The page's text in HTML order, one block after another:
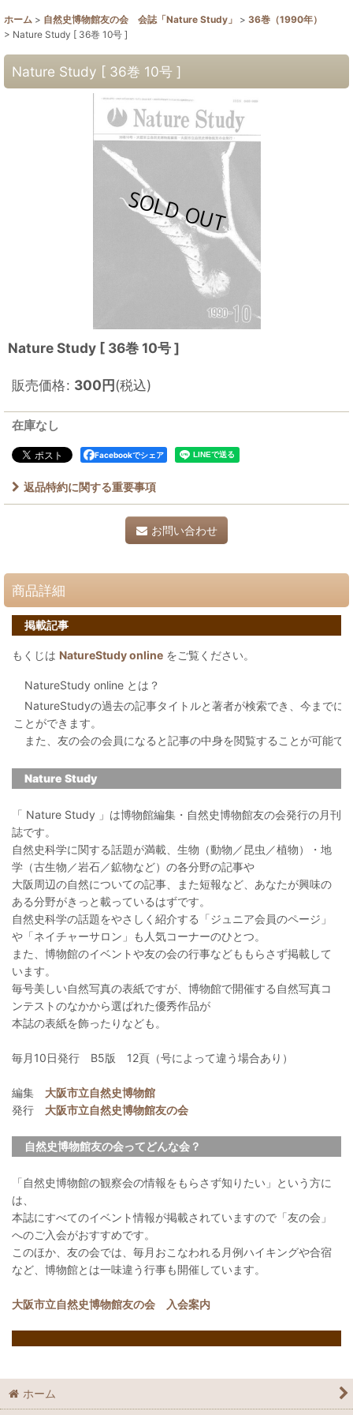
ホーム > 自然史博物館友の会 会誌「Nature Study」 > 36巻（1990年）
> Nature Study [ 36巻 10号 ]
Nature Study [ 36巻 10号 ]
Nature Study [ 36巻 10号 ]
販売価格: 300円(税込)
在庫なし
Facebookでシェア
返品特約に関する重要事項
お問い合わせ
商品詳細
掲載記事
もくじは NatureStudy online をご覧ください。
NatureStudy online とは？
NatureStudyの過去の記事タイトルと著者が検索でき、今までに
ことができます。
また、友の会の会員になると記事の中身を閲覧することが可能で
Nature Study
「 Nature Study 」は博物館編集・自然史博物館友の会発行の月刊
誌です。
自然史科学に関する話題が満載、生物（動物／昆虫／植物）・地
学（古生物／岩石／鉱物など）の各分野の記事や
大阪周辺の自然についての記事、また短報など、あなたが興味の
ある分野がきっと載っているはずです。
自然史科学の話題をやさしく紹介する「ジュニア会員のページ」
や「ネイチャーサロン」も人気コーナーのひとつ。
また、博物館のイベントや友の会の行事などももらさず掲載して
います。
毎号美しい自然写真の表紙ですが、博物館で開催する自然写真コ
ンテストのなかから選ばれた優秀作品が
本誌の表紙を飾ったりなども。
毎月10日発行 B5版 12頁（号によって違う場合あり）
編集 大阪市立自然史博物館
発行 大阪市立自然史博物館友の会
自然史博物館友の会ってどんな会？
「自然史博物館の観察会の情報をもらさず知りたい」という方に
は、
本誌にすべてのイベント情報が掲載されていますので「友の会」
へのご入会がおすすめです。
このほか、友の会では、毎月おこなわれる月例ハイキングや合宿
など、博物館とは一味違う行事も開催しています。
大阪市立自然史博物館友の会 入会案内
ホーム